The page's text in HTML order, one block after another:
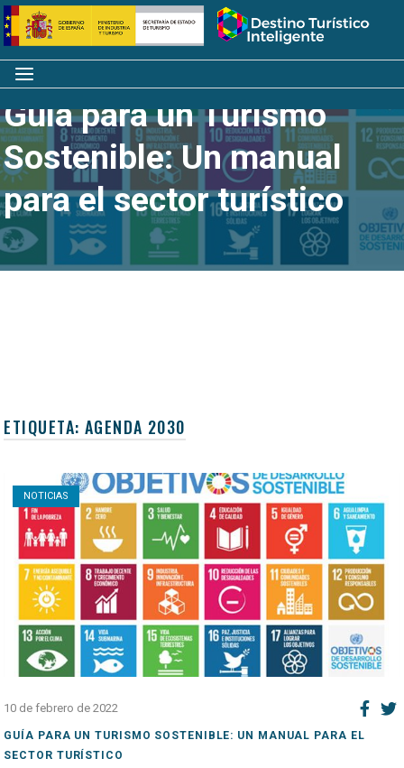
Saltar
al
contenido
Inicio
Menú
Guía para un Turismo
Sostenible: Un manual
para el sector turístico
ETIQUETA: AGENDA 2030
NOTICIAS
10 de febrero de 2022
GUÍA PARA UN TURISMO SOSTENIBLE: UN MANUAL PARA EL
SECTOR TURÍSTICO